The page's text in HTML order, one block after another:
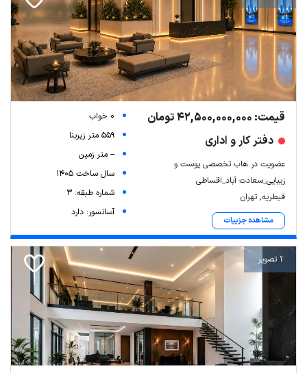
| Map data © ariamarz.com
قیمت: 42,500,000,000 تومان
دفتر کار و اداری
عضویت در هاب تخصصی پوست و
زیبایی_سعادت آباد_اقساطی
قیطریه, تهران
مشاهده جزییات
0 خواب
559 متر زیربنا
-- متر زمین
سال ساخت 1405
شماره طبقه: 3
آسانسور: دارد
1 تصویر